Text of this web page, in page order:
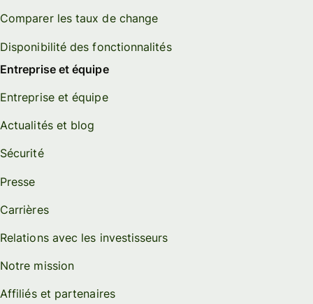
Comparer les taux de change
Disponibilité des fonctionnalités
Entreprise et équipe
Entreprise et équipe
Actualités et blog
Sécurité
Presse
Carrières
Relations avec les investisseurs
Notre mission
Affiliés et partenaires